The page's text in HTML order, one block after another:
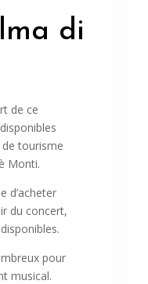
di
de ce
de tourisme
Monti.
d’acheter
du concert,
pour
musical.